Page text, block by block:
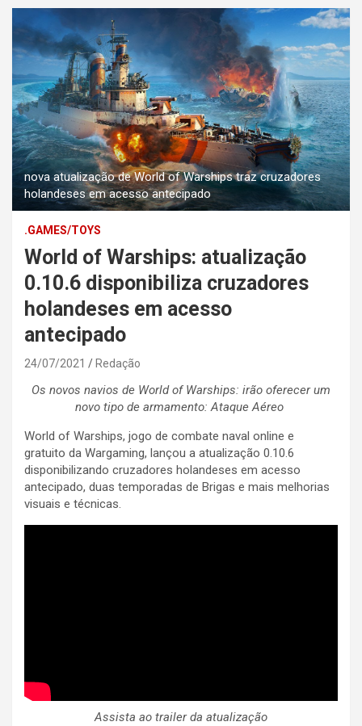
nova atualização de World of Warships traz cruzadores
holandeses em acesso antecipado
.GAMES/TOYS
World of Warships: atualização
0.10.6 disponibiliza cruzadores
holandeses em acesso
antecipado
24/07/2021 Redação
Os novos navios de World of Warships: irão oferecer um
novo tipo de armamento: Ataque Aéreo
World of Warships, jogo de combate naval online e
gratuito da Wargaming, lançou a atualização 0.10.6
disponibilizando cruzadores holandeses em acesso
antecipado, duas temporadas de Brigas e mais melhorias
visuais e técnicas.
Assista ao trailer da atualização